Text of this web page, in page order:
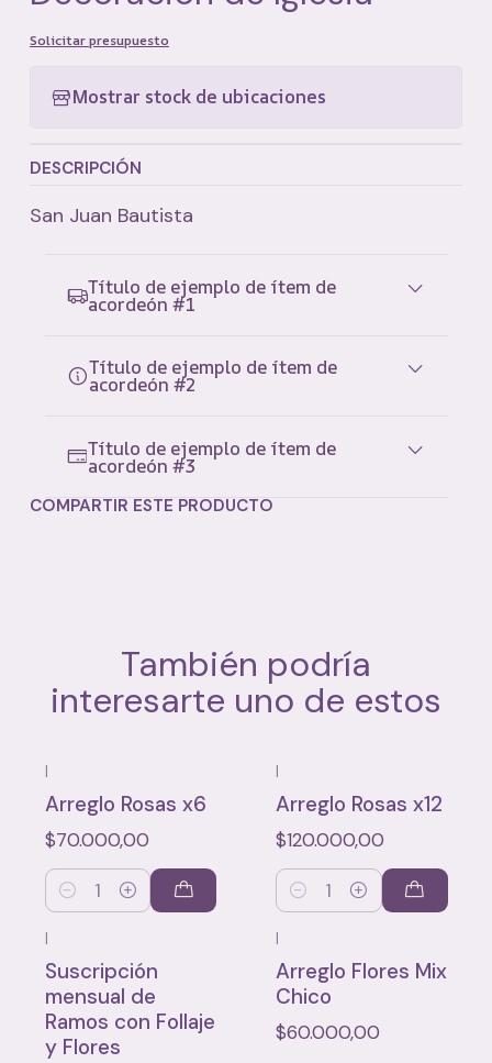
Solicitar presupuesto
Mostrar stock de ubicaciones
DESCRIPCIÓN
San Juan Bautista
Título de ejemplo de ítem de
acordeón #1
Título de ejemplo de ítem de
acordeón #2
Título de ejemplo de ítem de
acordeón #3
COMPARTIR ESTE PRODUCTO
También podría
interesarte uno de estos
|
Arreglo Rosas x6
$70.000,00
Cantidad
|
Arreglo Rosas x12
$120.000,00
Cantidad
|
Suscripción
mensual de
Ramos con Follaje
y Flores
|
Arreglo Flores Mix
Chico
$60.000,00